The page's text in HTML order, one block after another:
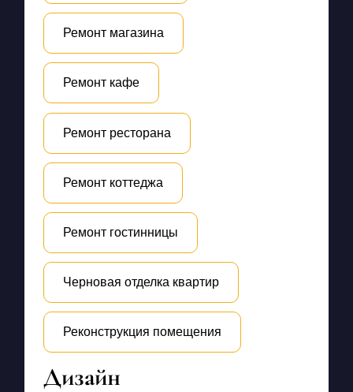
Ремонт магазина
Ремонт кафе
Ремонт ресторана
Ремонт коттеджа
Ремонт гостинницы
Черновая отделка квартир
Реконструкция помещения
Дизайн